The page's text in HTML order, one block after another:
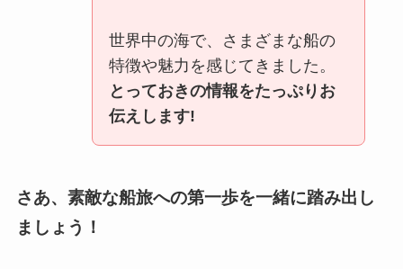
世界中の海で、さまざまな船の
特徴や魅力を感じてきました。
とっておきの情報をたっぷりお
伝えします!
さあ、素敵な船旅への第一歩を一緒に踏み出し
ましょう！